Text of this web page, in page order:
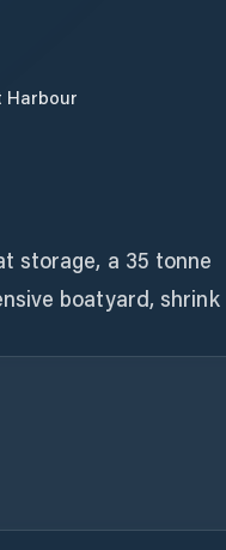
Harbour
storage, a 35 tonne
boatyard, shrink